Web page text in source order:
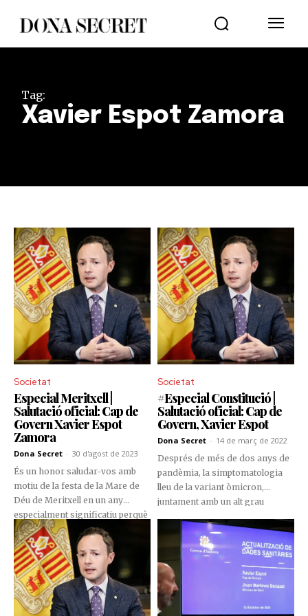
Tag:
Xavier Espot Zamora
Societat
Especial Meritxell |
Salutació oficial: Cap de
Govern Xavier Espot
Zamora
Dona Secret - 30 d'agost de 2023
És un honor saludar-vos amb
motiu de la festa de la Mare de
Déu de Meritxell en un any
especialment significatiu perquè
celebrem el 150è aniversari de la
proclamació per part del Consell
General de Nostra Senyora de
Meritxell com a patrona de les
Valls d’Andorra, fent realitat un
dels anhels del poble andorrà:
Societat
#Especial Constitució |
Salutació oficial: Cap de
Govern, Xavier Espot
Dona Secret - 14 de març de 2022
Després de més de dos anys de
pandèmia, la simptomatologia
lleu de la variant òmicron,
juntament amb un alt grau
ens ha permès deixar –
gradualment– sense efectes la
major part de mesures contra la
COVID-19 i albirar el principi de
la fi de la pandèmia. Tanmateix,
no podem ignorar la versatilitat